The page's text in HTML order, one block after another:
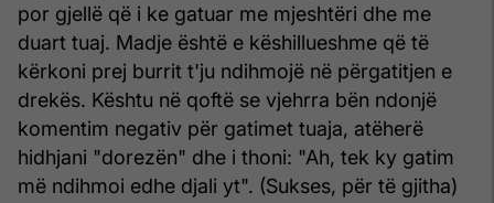
por gjellë që i ke gatuar me mjeshtëri dhe me
duart tuaj. Madje është e këshillueshme që të
kërkoni prej burrit t'ju ndihmojë në përgatitjen e
drekës. Kështu në qoftë se vjehrra bën ndonjë
komentim negativ për gatimet tuaja, atëherë
hidhjani "dorezën" dhe i thoni: "Ah, tek ky gatim
më ndihmoi edhe djali yt". (Sukses, për të gjitha)